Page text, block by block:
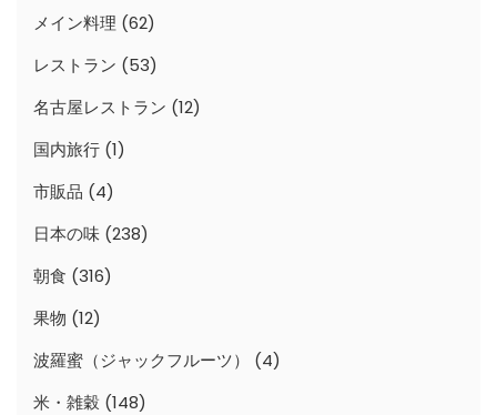
メイン料理 (62)
レストラン (53)
名古屋レストラン (12)
国内旅行 (1)
市販品 (4)
日本の味 (238)
朝食 (316)
果物 (12)
波羅蜜（ジャックフルーツ）
(4)
米・雑穀 (148)